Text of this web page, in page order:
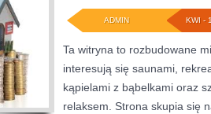
KWI -
ADMIN
Ta witryna to rozbudowane
interesują się saunami,
kąpielami z bąbelkami oraz
relaksem. Strona skupia się